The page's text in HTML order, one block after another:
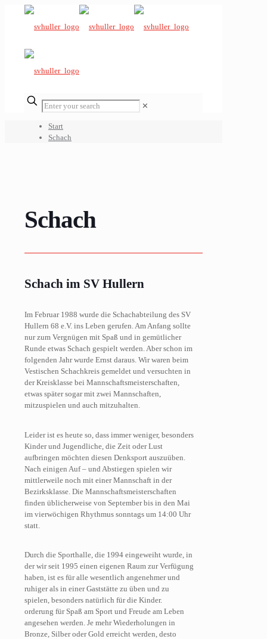
✕
Start
Schach
Schach
Schach im SV Hullern
Im Februar 1988 wurde die Schachabteilung des SV
Hullern 68 e.V. ins Leben gerufen. Am Anfang sollte
nur zum Vergnügen mit Spaß und in gemütlicher
Runde etwas Schach gespielt werden. Aber schon im
folgenden Jahr wurde Ernst daraus. Wir waren beim
Vestischen Schachkreis gemeldet und versuchten in
der Kreisklasse bei Mannschaftsmeisterschaften,
etwas später sogar mit zwei Mannschaften,
mitzuspielen und auch mitzuhalten.
Leider ist es heute so, dass immer weniger, besonders
Kinder und Jugendliche, die Zeit oder Lust
aufbringen möchten diesen Denksport auszuüben.
Nach einigen Auf – und Abstiegen spielen wir
mittlerweile noch mit einer Mannschaft in der
Bezirksklasse. Die Mannschaftsmeisterschaften
finden üblicherweise von September bis in den Mai
im vierwöchigen Rhythmus sonntags um 14:00 Uhr
statt.
Durch die Sporthalle, die 1994 eingeweiht wurde, in
der wir seit 1995 einen eigenen Raum zur Verfügung
haben, ist es für alle wesentlich angenehmer und
ruhiger als in einer Gaststätte zu üben und zu
spielen, besonders natürlich für die Kinder.
orderung für Spaß am Sport und Freude am Leben
angesehen werden. Je mehr Wiederholungen in
Bronze, Silber oder Gold erreicht werden, desto